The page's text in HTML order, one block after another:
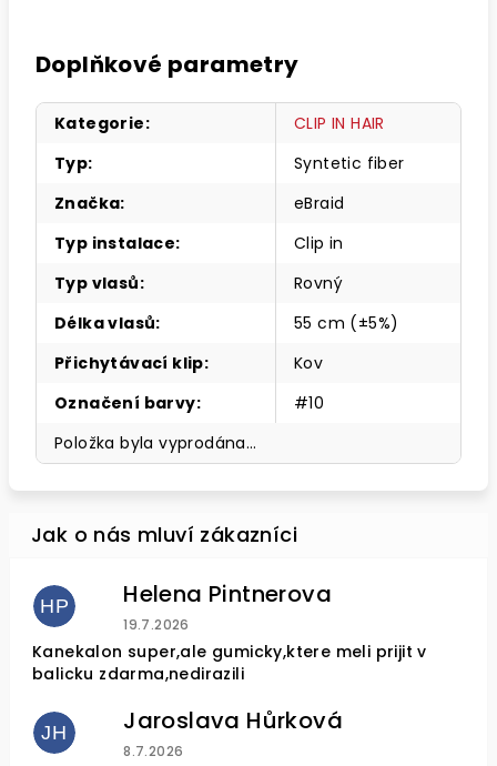
Doplňkové parametry
Kategorie:
CLIP IN HAIR
Typ:
Syntetic fiber
Značka:
eBraid
Typ instalace:
Clip in
Typ vlasů:
Rovný
Délka vlasů:
55 cm (±5%)
Přichytávací klip:
Kov
Označení barvy:
#10
Položka byla vyprodána…
HP Helena Pintnerova
Hodnocení obchodu je 4 z 5 hvězdiček.
19.7.2026
Kanekalon super,ale gumicky,ktere meli prijit v
balicku zdarma,nedirazili
JH Jaroslava Hůrková
Hodnocení obchodu je 5 z 5 hvězdiček.
8.7.2026